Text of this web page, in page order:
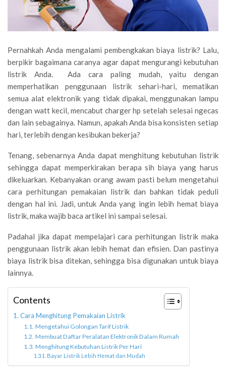
Pernahkah Anda mengalami pembengkakan biaya listrik? Lalu,
berpikir bagaimana caranya agar dapat mengurangi kebutuhan
listrik Anda. Ada cara paling mudah, yaitu dengan
memperhatikan penggunaan listrik sehari-hari, mematikan
semua alat elektronik yang tidak dipakai, menggunakan lampu
dengan watt kecil, mencabut charger hp setelah selesai ngecas
dan lain sebagainya. Namun, apakah Anda bisa konsisten setiap
hari, terlebih dengan kesibukan bekerja?
Tenang, sebenarnya Anda dapat menghitung kebutuhan listrik
sehingga dapat memperkirakan berapa sih biaya yang harus
dikeluarkan. Kebanyakan orang awam pasti belum mengetahui
cara perhitungan pemakaian listrik dan bahkan tidak peduli
dengan hal ini. Jadi, untuk Anda yang ingin lebih hemat biaya
listrik, maka wajib baca artikel ini sampai selesai.
Padahal jika dapat mempelajari cara perhitungan listrik maka
penggunaan listrik akan lebih hemat dan efisien. Dan pastinya
biaya listrik bisa ditekan, sehingga bisa digunakan untuk biaya
lainnya.
Contents
Cara Menghitung Pemakaian Listrik
Mengetahui Golongan Tarif Listrik
Membuat Daftar Peralatan Elektronik Dalam Rumah
Menghitung Kebutuhan Listrik Per Hari
Bayar Listrik Lebih Hemat dan Mudah